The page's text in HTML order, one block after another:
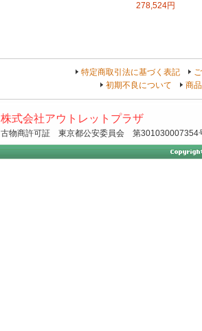
278,524円
特定商取引法に基づく表記
初期不良について
商
株式会社アウトレットプラザ
古物商許可証 東京都公安委員会 第301030007354